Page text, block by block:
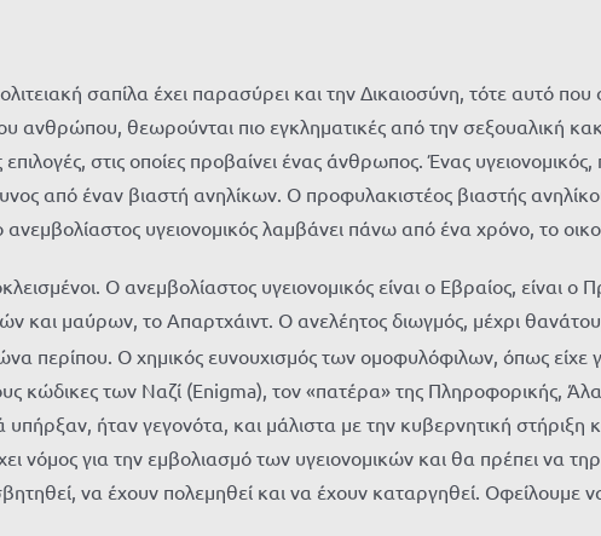
σαπίλα έχει παρασύρει και την Δικαιοσύνη, τότε αυτό που
ανθρώπου, θεωρούνται πιο εγκληματικές από την σεξουαλική
επιλογές, στις οποίες προβαίνει ένας άνθρωπος. Ένας
από έναν βιαστή ανηλίκων. Ο προφυλακιστέος βιαστής
υγειονομικός λαμβάνει πάνω από ένα χρόνο, το
Ο ανεμβολίαστος υγειονομικός είναι ο Εβραίος, είναι ο
και μαύρων, το Απαρτχάιντ. Ο ανελέητος διωγμός, μέχρι
περίπου. Ο χημικός ευνουχισμός των ομοφυλόφιλων, όπως είχε
κώδικες των Ναζί (Enigma), τον «πατέρα» της Πληροφορικής,
ήταν γεγονότα, και μάλιστα με την κυβερνητική στήριξη
νόμος για την εμβολιασμό των υγειονομικών και θα πρέπει να
να έχουν πολεμηθεί και να έχουν καταργηθεί. Οφείλουμε